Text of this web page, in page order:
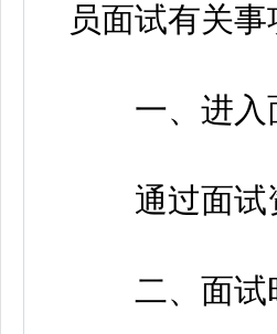
员面试有关事
一、进入
通过面试资
二、面试